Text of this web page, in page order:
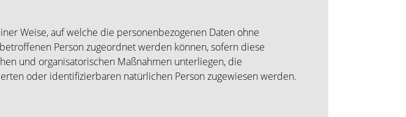
Weise, auf welche die personenbezogenen Daten ohne
Person zugeordnet werden können, sofern diese
und organisatorischen Maßnahmen unterliegen, die
oder identifizierbaren natürlichen Person zugewiesen werden.